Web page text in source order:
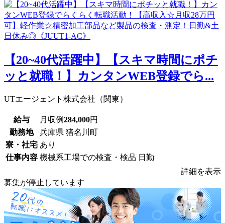
【20~40代活躍中】【スキマ時間にポチ
ッと就職！】カンタンWEB登録でら...
UTエージェント株式会社（関東）
給与 月収例284,000円
勤務地
兵庫県 猪名川町
寮・社宅 あり
仕事内容 機械系工場での検査・検品 日勤
詳細を表示
募集が停止しています